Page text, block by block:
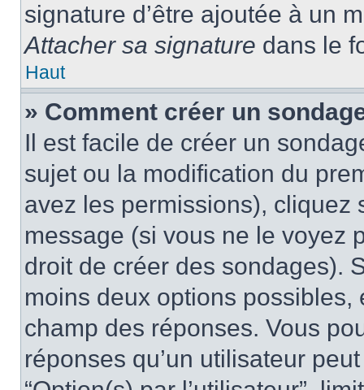
signature d’être ajoutée à un
Attacher sa signature dans le
Haut
» Comment créer un
Il est facile de créer un
sujet ou la modification du
avez les permissions), cliquez
message (si vous ne le voyez
droit de créer des sondages).
moins deux options
champ des réponses. Vous
réponses qu’un utilisateur